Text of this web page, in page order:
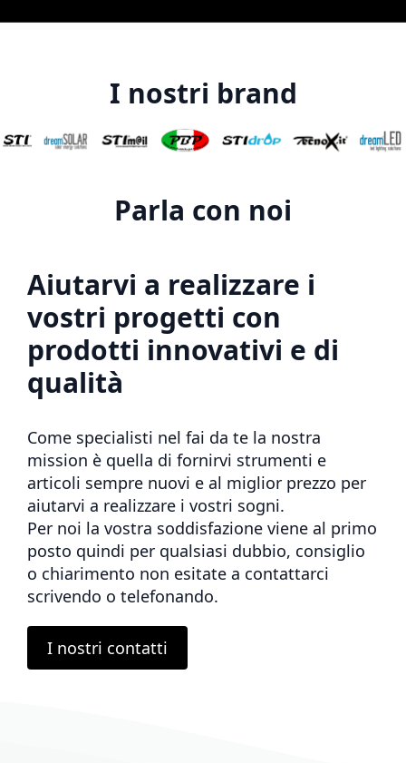
I nostri brand
Parla con noi
Aiutarvi a realizzare i
vostri progetti con
prodotti innovativi e di
qualità
Come specialisti nel fai da te la nostra
mission è quella di fornirvi strumenti e
articoli sempre nuovi e al miglior prezzo per
aiutarvi a realizzare i vostri sogni.
Per noi la vostra soddisfazione viene al primo
posto quindi per qualsiasi dubbio, consiglio
o chiarimento non esitate a contattarci
scrivendo o telefonando.
I nostri contatti